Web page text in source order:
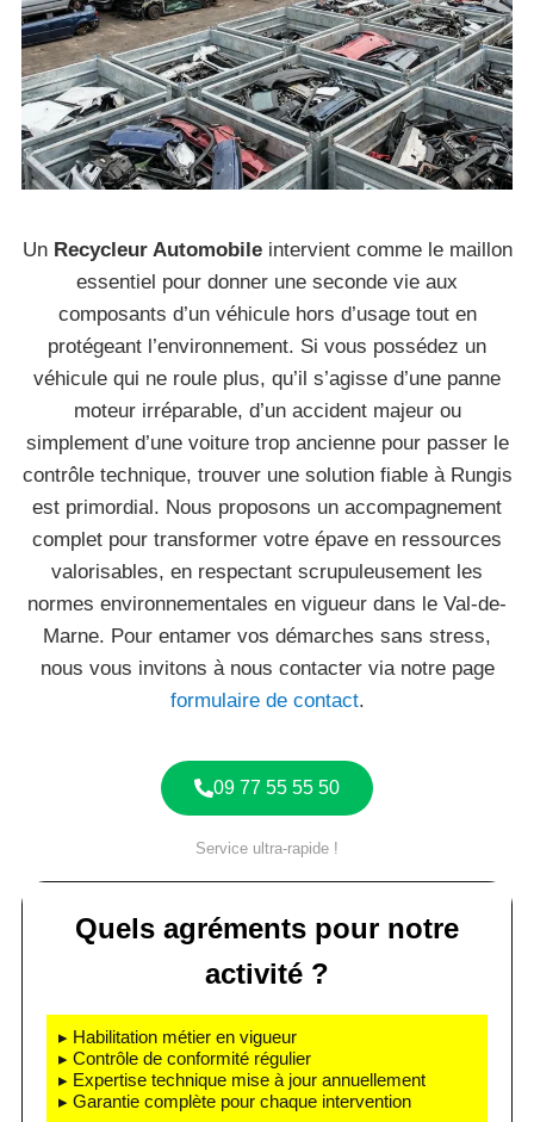
Un Recycleur Automobileintervient comme le maillon
essentiel pour donner une seconde vie aux
composants d’un véhicule hors d’usage tout en
protégeant l’environnement. Si vous possédez un
véhicule qui ne roule plus, qu’il s’agisse d’une panne
moteur irréparable, d’un accident majeur ou
simplement d’une voiture trop ancienne pour passer le
contrôle technique, trouver une solution fiable à Rungis
est primordial. Nous proposons un accompagnement
complet pour transformer votre épave en ressources
valorisables, en respectant scrupuleusement les
normes environnementales en vigueur dans le Val-de-
Marne. Pour entamer vos démarches sans stress,
nous vous invitons à nous contacter via notre page
formulaire de contact.
09 77 55 55 50
Service ultra-rapide !
Quels agréments pour notre
activité ?
▸ Habilitation métier en vigueur
▸ Contrôle de conformité régulier
▸ Expertise technique mise à jour annuellement
▸ Garantie complète pour chaque intervention